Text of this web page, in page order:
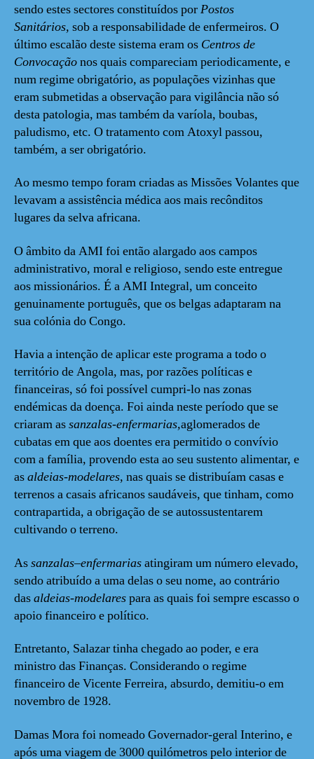
sendo estes sectores constituídos porPostos
Sanitários, sob a responsabilidade de enfermeiros. O
último escalão deste sistema eram os Centros de
Convocaçãonos quais compareciam periodicamente, e
num regime obrigatório, as populações vizinhas que
eram submetidas a observação para vigilância não só
desta patologia, mas também da varíola, boubas,
paludismo, etc. O tratamento com Atoxyl passou,
também, a ser obrigatório.
Ao mesmo tempo foram criadas as Missões Volantes que
levavam a assistência médica aos mais recônditos
lugares da selva africana.
O âmbito da AMI foi então alargado aos campos
administrativo, moral e religioso, sendo este entregue
aos missionários. É a AMI Integral, um conceito
genuinamente português, que os belgas adaptaram na
sua colónia do Congo.
Havia a intenção de aplicar este programa a todo o
território de Angola, mas, por razões políticas e
financeiras, só foi possível cumpri-lo nas zonas
endémicas da doença. Foi ainda neste período que se
criaram assanzalas-enfermarias,aglomerados de
cubatas em que aos doentes era permitido o convívio
com a família, provendo esta ao seu sustento alimentar, e
asaldeias-modelares, nas quais se distribuíam casas e
terrenos a casais africanos saudáveis, que tinham, como
contrapartida, a obrigação de se autossustentarem
cultivando o terreno.
Assanzalas–enfermariasatingiram um número elevado,
sendo atribuído a uma delas o seu nome, ao contrário
dasaldeias-modelarespara as quais foi sempre escasso o
apoio financeiro e político.
Entretanto, Salazar tinha chegado ao poder, e era
ministro das Finanças. Considerando o regime
financeiro de Vicente Ferreira, absurdo, demitiu-o em
novembro de 1928.
Damas Mora foi nomeado Governador-geral Interino, e
após uma viagem de 3000 quilómetros pelo interior de